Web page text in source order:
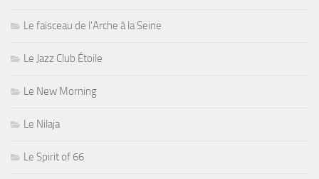
Le faisceau de l'Arche à la Seine
Le Jazz Club Étoile
Le New Morning
Le Nilaja
Le Spirit of 66